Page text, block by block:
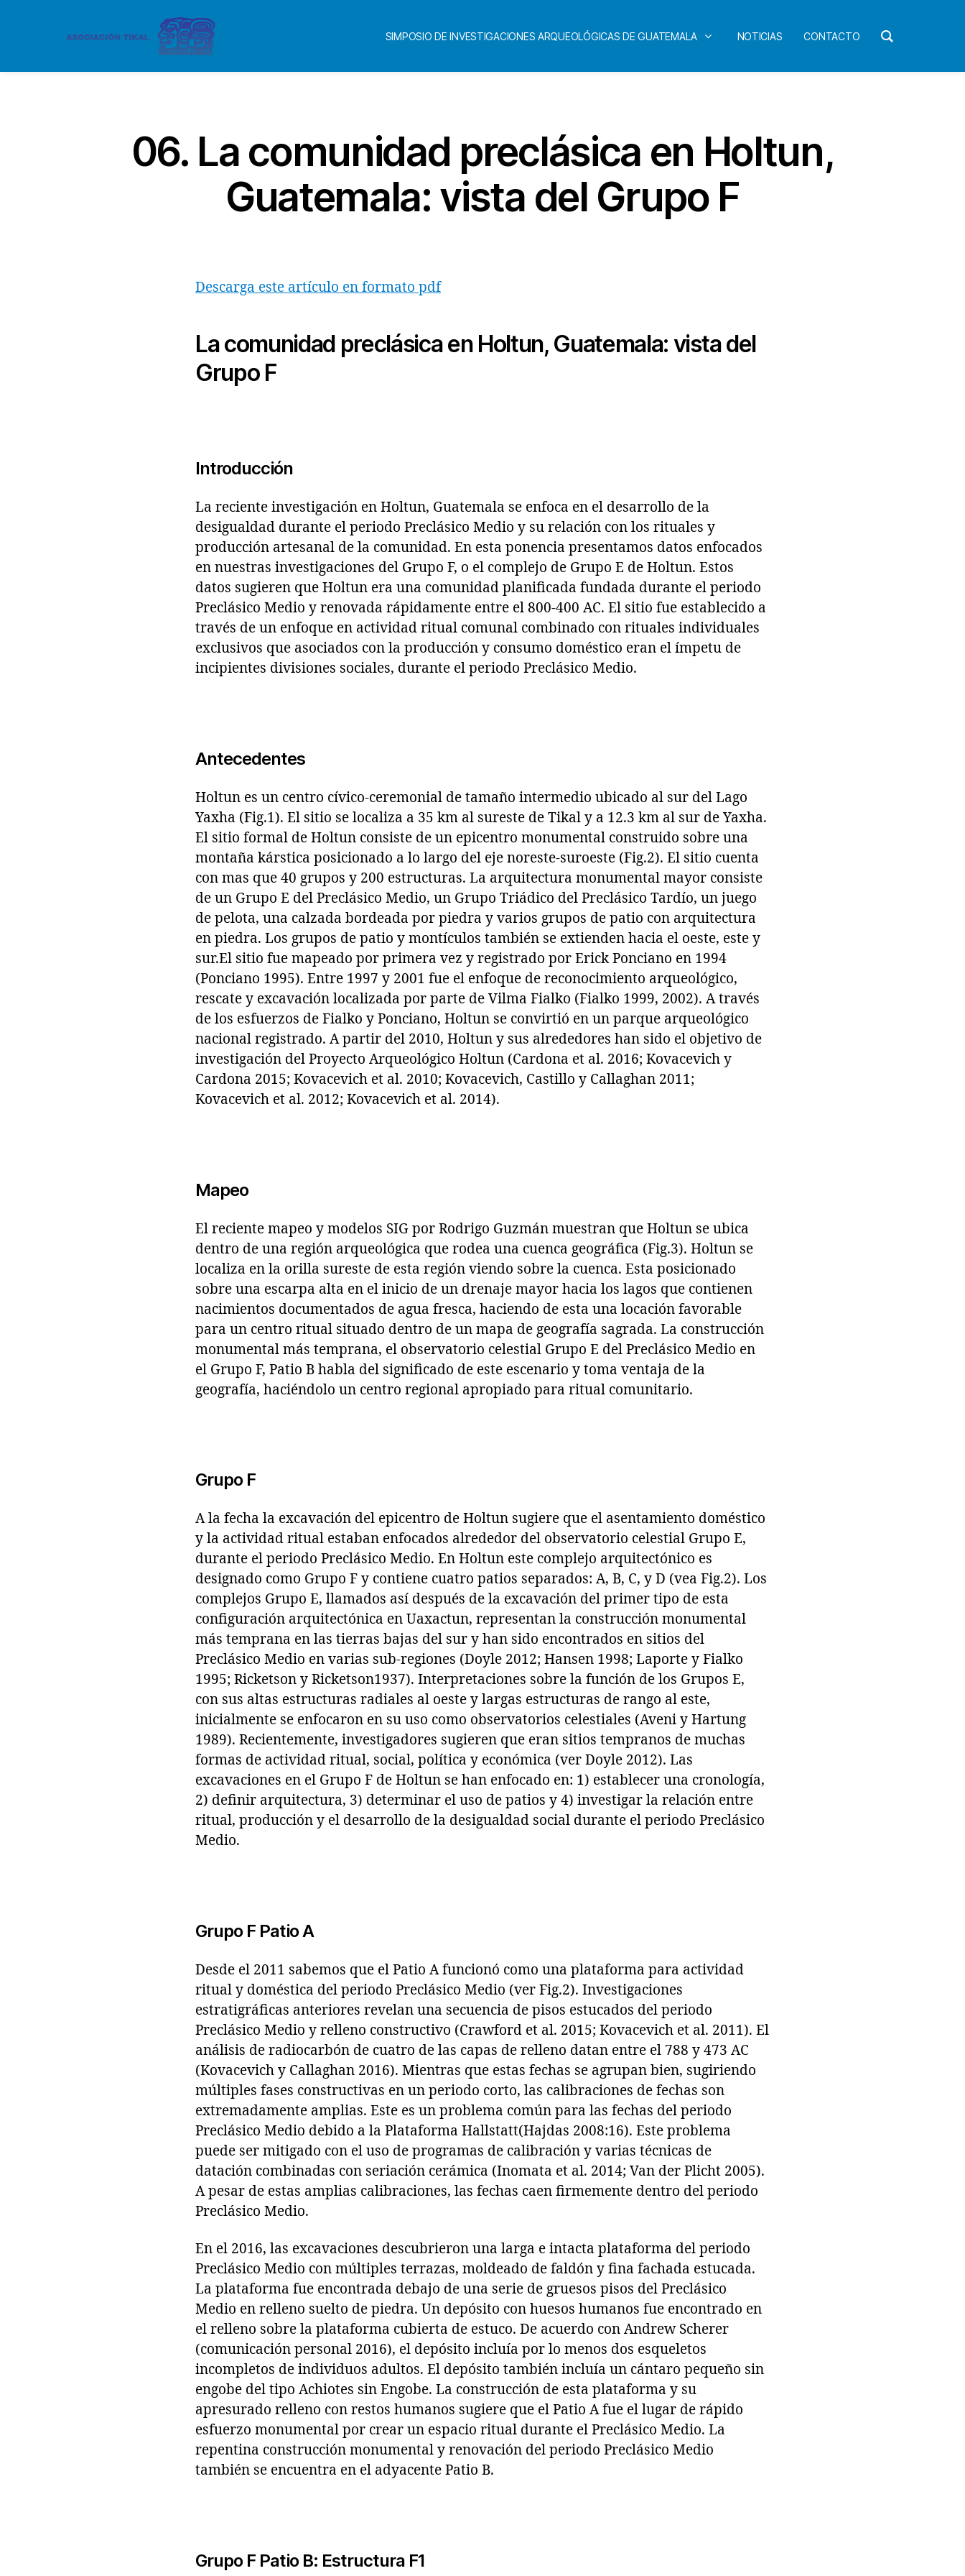
SIMPOSIO DE INVESTIGACIONES ARQUEOLÓGICAS DE GUATEMALA NOTICIAS CONTACTO
06. La comunidad preclásica en Holtun,
Guatemala: vista del Grupo F
Descarga este artículo en formato pdf
La comunidad preclásica en Holtun, Guatemala: vista del
Grupo F
Introducción
La reciente investigación en Holtun, Guatemala se enfoca en el desarrollo de la
desigualdad durante el periodo Preclásico Medio y su relación con los rituales y
producción artesanal de la comunidad. En esta ponencia presentamos datos enfocados
en nuestras investigaciones del Grupo F, o el complejo de Grupo E de Holtun. Estos
datos sugieren que Holtun era una comunidad planificada fundada durante el periodo
Preclásico Medio y renovada rápidamente entre el 800-400 AC. El sitio fue establecido a
través de un enfoque en actividad ritual comunal combinado con rituales individuales
exclusivos que asociados con la producción y consumo doméstico eran el ímpetu de
incipientes divisiones sociales, durante el periodo Preclásico Medio.
Antecedentes
Holtun es un centro cívico-ceremonial de tamaño intermedio ubicado al sur del Lago
Yaxha (Fig.1). El sitio se localiza a 35 km al sureste de Tikal y a 12.3 km al sur de Yaxha.
El sitio formal de Holtun consiste de un epicentro monumental construido sobre una
montaña kárstica posicionado a lo largo del eje noreste-suroeste (Fig.2). El sitio cuenta
con mas que 40 grupos y 200 estructuras. La arquitectura monumental mayor consiste
de un Grupo E del Preclásico Medio, un Grupo Triádico del Preclásico Tardío, un juego
de pelota, una calzada bordeada por piedra y varios grupos de patio con arquitectura
en piedra. Los grupos de patio y montículos también se extienden hacia el oeste, este y
sur.El sitio fue mapeado por primera vez y registrado por Erick Ponciano en 1994
(Ponciano 1995). Entre 1997 y 2001 fue el enfoque de reconocimiento arqueológico,
rescate y excavación localizada por parte de Vilma Fialko (Fialko 1999, 2002). A través
de los esfuerzos de Fialko y Ponciano, Holtun se convirtió en un parque arqueológico
nacional registrado. A partir del 2010, Holtun y sus alrededores han sido el objetivo de
investigación del Proyecto Arqueológico Holtun (Cardona et al. 2016; Kovacevich y
Cardona 2015; Kovacevich et al. 2010; Kovacevich, Castillo y Callaghan 2011;
Kovacevich et al. 2012; Kovacevich et al. 2014).
Mapeo
El reciente mapeo y modelos SIG por Rodrigo Guzmán muestran que Holtun se ubica
dentro de una región arqueológica que rodea una cuenca geográfica (Fig.3). Holtun se
localiza en la orilla sureste de esta región viendo sobre la cuenca. Esta posicionado
sobre una escarpa alta en el inicio de un drenaje mayor hacia los lagos que contienen
nacimientos documentados de agua fresca, haciendo de esta una locación favorable
para un centro ritual situado dentro de un mapa de geografía sagrada. La construcción
monumental más temprana, el observatorio celestial Grupo E del Preclásico Medio en
el Grupo F, Patio B habla del significado de este escenario y toma ventaja de la
geografía, haciéndolo un centro regional apropiado para ritual comunitario.
Grupo F
A la fecha la excavación del epicentro de Holtun sugiere que el asentamiento doméstico
y la actividad ritual estaban enfocados alrededor del observatorio celestial Grupo E,
durante el periodo Preclásico Medio. En Holtun este complejo arquitectónico es
designado como Grupo F y contiene cuatro patios separados: A, B, C, y D (vea Fig.2). Los
complejos Grupo E, llamados así después de la excavación del primer tipo de esta
configuración arquitectónica en Uaxactun, representan la construcción monumental
más temprana en las tierras bajas del sur y han sido encontrados en sitios del
Preclásico Medio en varias sub-regiones (Doyle 2012; Hansen 1998; Laporte y Fialko
1995; Ricketson y Ricketson1937). Interpretaciones sobre la función de los Grupos E,
con sus altas estructuras radiales al oeste y largas estructuras de rango al este,
inicialmente se enfocaron en su uso como observatorios celestiales (Aveni y Hartung
1989). Recientemente, investigadores sugieren que eran sitios tempranos de muchas
formas de actividad ritual, social, política y económica (ver Doyle 2012). Las
excavaciones en el Grupo F de Holtun se han enfocado en: 1) establecer una cronología,
2) definir arquitectura, 3) determinar el uso de patios y 4) investigar la relación entre
ritual, producción y el desarrollo de la desigualdad social durante el periodo Preclásico
Medio.
Grupo F Patio A
Desde el 2011 sabemos que el Patio A funcionó como una plataforma para actividad
ritual y doméstica del periodo Preclásico Medio (ver Fig.2). Investigaciones
estratigráficas anteriores revelan una secuencia de pisos estucados del periodo
Preclásico Medio y relleno constructivo (Crawford et al. 2015; Kovacevich et al. 2011). El
análisis de radiocarbón de cuatro de las capas de relleno datan entre el 788 y 473 AC
(Kovacevich y Callaghan 2016). Mientras que estas fechas se agrupan bien, sugiriendo
múltiples fases constructivas en un periodo corto, las calibraciones de fechas son
extremadamente amplias. Este es un problema común para las fechas del periodo
Preclásico Medio debido a la Plataforma Hallstatt(Hajdas 2008:16). Este problema
puede ser mitigado con el uso de programas de calibración y varias técnicas de
datación combinadas con seriación cerámica (Inomata et al. 2014; Van der Plicht 2005).
A pesar de estas amplias calibraciones, las fechas caen firmemente dentro del periodo
Preclásico Medio.
En el 2016, las excavaciones descubrieron una larga e intacta plataforma del periodo
Preclásico Medio con múltiples terrazas, moldeado de faldón y fina fachada estucada.
La plataforma fue encontrada debajo de una serie de gruesos pisos del Preclásico
Medio en relleno suelto de piedra. Un depósito con huesos humanos fue encontrado en
el relleno sobre la plataforma cubierta de estuco. De acuerdo con Andrew Scherer
(comunicación personal 2016), el depósito incluía por lo menos dos esqueletos
incompletos de individuos adultos. El depósito también incluía un cántaro pequeño sin
engobe del tipo Achiotes sin Engobe. La construcción de esta plataforma y su
apresurado relleno con restos humanos sugiere que el Patio A fue el lugar de rápido
esfuerzo monumental por crear un espacio ritual durante el Preclásico Medio. La
repentina construcción monumental y renovación del periodo Preclásico Medio
también se encuentra en el adyacente Patio B.
Grupo F Patio B: Estructura F1